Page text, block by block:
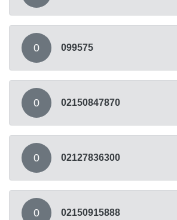
0 099575
0 02150847870
0 02127836300
0 02150915888